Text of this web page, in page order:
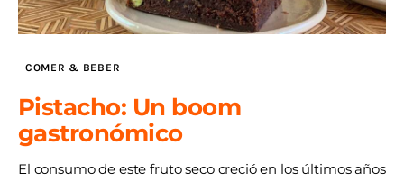
COMER & BEBER
Pistacho: Un boom
gastronómico
El consumo de este fruto seco creció en los últimos años